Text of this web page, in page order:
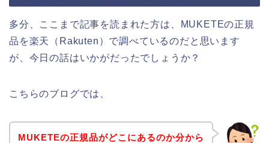
多分、ここまで記事を読まれた方は、MUKETEの正規
品を楽天（Rakuten）で調べているのだと思います
が、今日の話はいかがだったでしょうか？
こちらのブログでは、
MUKETEの正規品がどこにあるのか分から